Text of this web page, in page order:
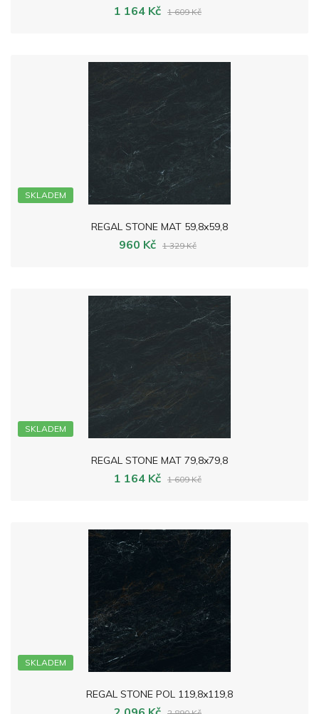
1 164 Kč 1 609 Kč
SKLADEM
REGAL STONE MAT 59,8x59,8
960 Kč 1 329 Kč
SKLADEM
REGAL STONE MAT 79,8x79,8
1 164 Kč 1 609 Kč
SKLADEM
REGAL STONE POL 119,8x119,8